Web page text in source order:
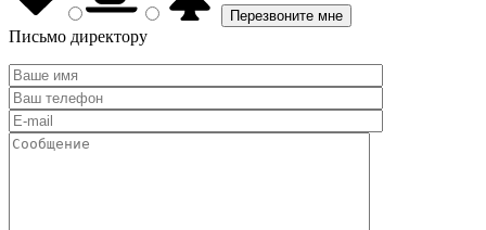
Письмо директору